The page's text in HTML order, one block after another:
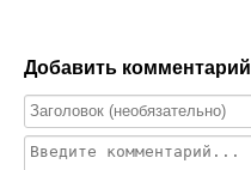
Добавить комментарий